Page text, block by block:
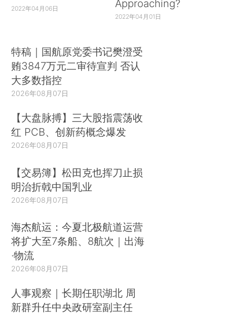
2022年04月06日
Approaching?
2022年04月01日
特稿｜国航原党委书记樊澄受
贿3847万元二审待宣判 否认
大多数指控
2026年08月07日
【大盘脉搏】三大股指震荡收
红 PCB、创新药概念爆发
2026年08月07日
【交易簿】松田克也挥刀止损
明治折戟中国乳业
2026年08月07日
海杰航运：今夏北极航道运营
将扩大至7条船、8航次｜出海
·物流
2026年08月07日
人事观察｜长期任职湖北 周
新群升任中央政研室副主任